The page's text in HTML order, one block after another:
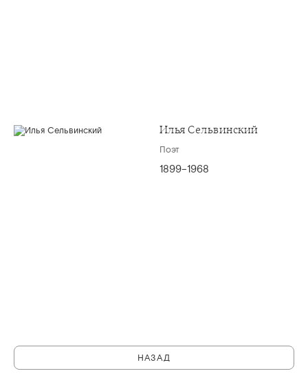
Илья Сельвинский
Поэт
1899–1968
НАЗАД